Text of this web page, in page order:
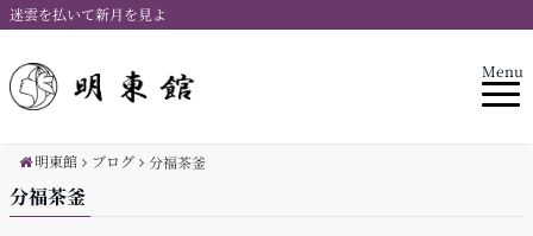
迷雲を払いて新月を見よ
Menu
明東館 ブログ 分福茶釜
分福茶釜